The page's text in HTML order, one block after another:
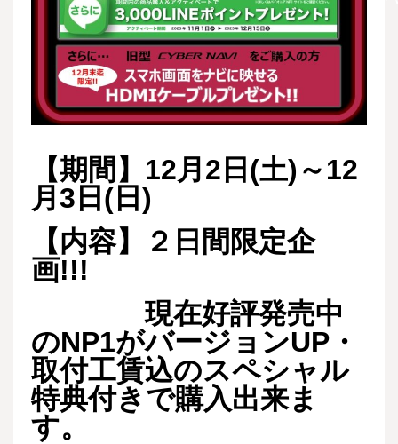
【期間】12月2日(土)～12
月3日(日)
【内容】２日間限定企
画!!!
現在好評発売中
のNP1がバージョンUP・
取付工賃込のスペシャル
特典付きで購入出来ま
す。